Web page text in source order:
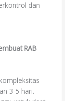
dan
RAB
3-5 hari.